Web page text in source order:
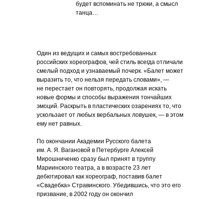
Один из ведущих и самых востребованных
российских хореографов, чей стиль всегда отличали
смелый подход и узнаваемый почерк. «Балет может
выразить то, что нельзя передать словами», —
не перестает он повторять, продолжая искать
новые формы и способы выражения тончайших
эмоций. Раскрыть в пластических озарениях то, что
ускользает от любых вербальных ловушек, — в этом
ему нет равных.
По окончании Академии Русского балета
им. А. Я. Вагановой в Петербурге Алексей
Мирошниченко сразу был принят в труппу
Мариинского театра, а в возрасте 23 лет
дебютировал как хореограф, поставив балет
«Свадебка» Стравинского. Убедившись, что это его
призвание, в 2002 году он окончил
будет вспоминать не трюки, а смысл
танца…